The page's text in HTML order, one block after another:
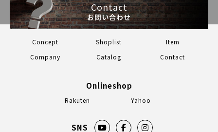
Contact
お問い合わせ
Concept Shoplist
Item
Company
Catalog Contact
Onlineshop
Rakuten Yahoo
SNS